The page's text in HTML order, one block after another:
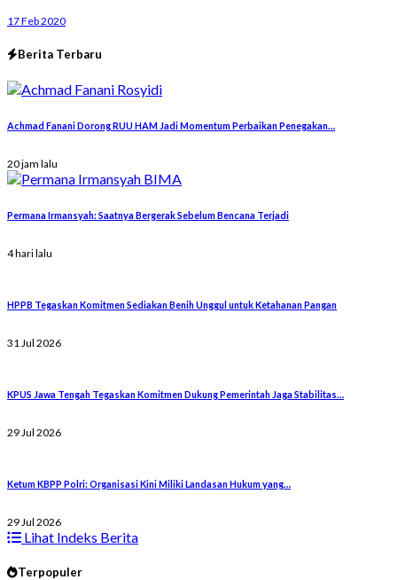
17 Feb 2020
Berita Terbaru
Achmad Fanani Dorong RUU HAM Jadi Momentum Perbaikan Penegakan…
20 jam lalu
Permana Irmansyah: Saatnya Bergerak Sebelum Bencana Terjadi
4 hari lalu
HPPB Tegaskan Komitmen Sediakan Benih Unggul untuk Ketahanan Pangan
31 Jul 2026
KPUS Jawa Tengah Tegaskan Komitmen Dukung Pemerintah Jaga Stabilitas…
29 Jul 2026
Ketum KBPP Polri: Organisasi Kini Miliki Landasan Hukum yang…
29 Jul 2026
Lihat Indeks Berita
Terpopuler